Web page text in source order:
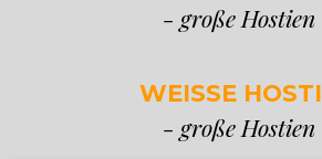
- große
WEISSE
- große